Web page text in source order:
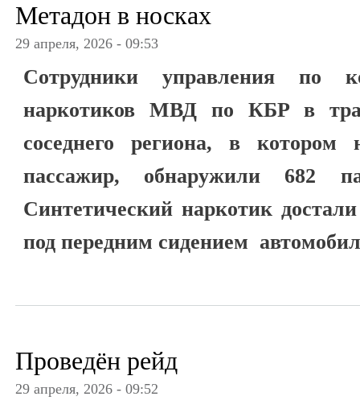
Метадон в носках
29 апреля, 2026 - 09:53
Сотрудники управления по
наркотиков МВД по КБР в
соседнего региона, в котором
пассажир, обнаружили 682
Синтетический наркотик
под передним сидением
Проведён рейд
29 апреля, 2026 - 09:52